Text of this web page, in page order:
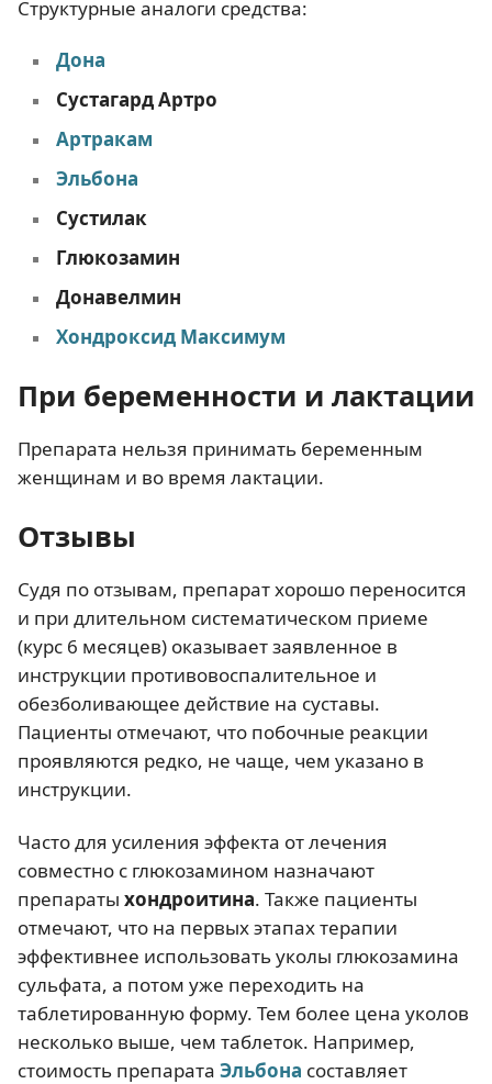
Структурные аналоги средства:
Дона
Сустагард Артро
Артракам
Эльбона
Сустилак
Глюкозамин
Донавелмин
Хондроксид Максимум
При беременности и лактации
Препарата нельзя принимать беременным
женщинам и во время лактации.
Отзывы
Судя по отзывам, препарат хорошо переносится
и при длительном систематическом приеме
(курс 6 месяцев) оказывает заявленное в
инструкции противовоспалительное и
обезболивающее действие на суставы.
Пациенты отмечают, что побочные реакции
проявляются редко, не чаще, чем указано в
инструкции.
Часто для усиления эффекта от лечения
совместно с глюкозамином назначают
препараты хондроитина. Также пациенты
отмечают, что на первых этапах терапии
эффективнее использовать уколы глюкозамина
сульфата, а потом уже переходить на
таблетированную форму. Тем более цена уколов
несколько выше, чем таблеток. Например,
стоимость препарата Эльбона составляет